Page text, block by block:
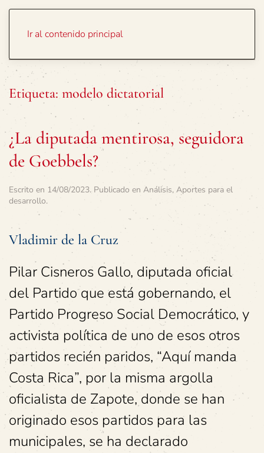
Ir al contenido principal
Etiqueta: modelo dictatorial
¿La diputada mentirosa, seguidora
de Goebbels?
Escrito en 14/08/2023. Publicado en Análisis, Aportes para el
desarrollo.
Vladimir de la Cruz
Pilar Cisneros Gallo, diputada oficial
del Partido que está gobernando, el
Partido Progreso Social Democrático, y
activista política de uno de esos otros
partidos recién paridos, “Aquí manda
Costa Rica”, por la misma argolla
oficialista de Zapote, donde se han
originado esos partidos para las
municipales, se ha declarado